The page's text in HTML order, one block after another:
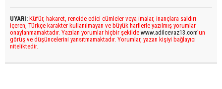
UYARI: Küfür, hakaret, rencide edici cümleler veya imalar, inançlara saldırı
içeren, Türkçe karakter kullanılmayan ve büyük harflerle yazılmış yorumlar
onaylanmamaktadır. Yazılan yorumlar hiçbir şekilde www.adilcevaz13.com’un
görüş ve düşüncelerini yansıtmamaktadır. Yorumlar, yazan kişiyi bağlayıcı
niteliktedir.